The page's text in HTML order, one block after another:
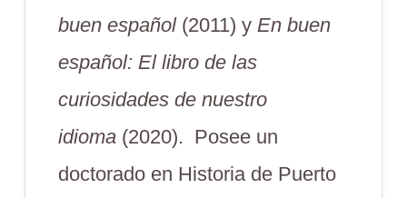
buen español (2011) y En buen
español: El libro de las
curiosidades de nuestro
idioma (2020). Posee un
doctorado en Historia de Puerto